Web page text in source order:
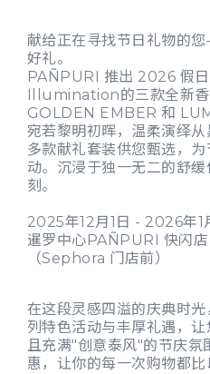
献给正在寻找节日礼物的
好礼。
PAÑPURI 推出 2026 假
Illumination的三款全新
GOLDEN EMBER 和
宛若黎明初晖，温柔演绎从
多款献礼套装供您甄选，
动。沉浸于独一无二的舒
刻。
2025年12月1日 - 2026年1
暹罗中心PAÑPURI 快闪
（Sephora 门店前）
在这段灵感四溢的庆典时
列特色活动与丰厚礼遇，
且充满"创意泰风"的节庆氛
惠，让你的每一次购物都比